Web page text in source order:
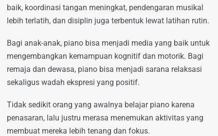
baik, koordinasi tangan meningkat, pendengaran musikal
lebih terlatih, dan disiplin juga terbentuk lewat latihan rutin.
Bagi anak-anak, piano bisa menjadi media yang baik untuk
mengembangkan kemampuan kognitif dan motorik. Bagi
remaja dan dewasa, piano bisa menjadi sarana relaksasi
sekaligus wadah ekspresi yang positif.
Tidak sedikit orang yang awalnya belajar piano karena
penasaran, lalu justru merasa menemukan aktivitas yang
membuat mereka lebih tenang dan fokus.